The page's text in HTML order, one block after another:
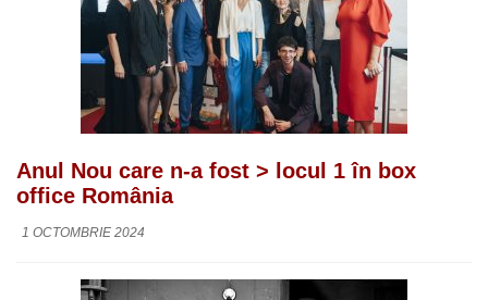
Anul Nou care n-a fost > locul 1 în box
office România
1 OCTOMBRIE 2024